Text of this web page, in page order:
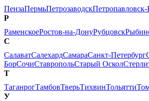
ПензаПермьПетрозаводск
Р
РаменскоеРостов-на-ДонуРубцовск
С
СалаватСалехардСамараСанкт-Петербург
БорСочиСтавропольСтарый Оскол
Т
ТаганрогТамбовТверьТихвинТольятти
У